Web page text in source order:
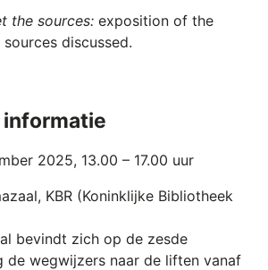
the sources: exposition of the
sources discussed.
2025, 13.00 – 17.00 uur
KBR (Koninklijke Bibliotheek
bevindt zich op de zesde
de wegwijzers naar de liften vanaf